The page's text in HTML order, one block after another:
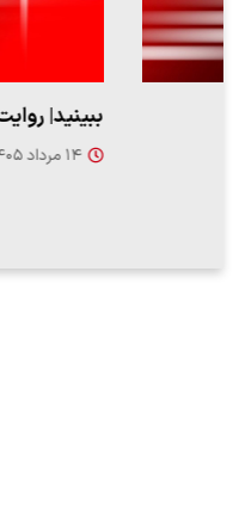
ببینید| روایت رئیس